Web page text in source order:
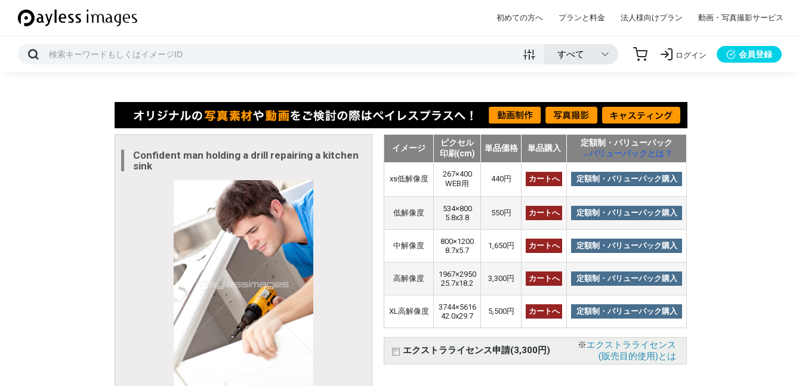
初めての方へ プランと料金 法人様向けプラン 動画・写真撮影サービス
ログイン 会員登録
Confident man holding a drill repairing a kitchen
sink
イメージ
ピクセル
印刷(cm)
単品価格 単品購入
定額制・バリューパック
→バリューパックとは？
xs低解像度
267×400
WEB用
440円 カートへ 定額制・バリューパック購入
低解像度
534×800
5.8x3.8
550円 カートへ 定額制・バリューパック購入
中解像度
800×1200
8.7x5.7
1,650円 カートへ 定額制・バリューパック購入
高解像度
1967×2950
25.7x18.2
3,300円 カートへ 定額制・バリューパック購入
XL高解像度
3744×5616
42.0x29.7
5,500円 カートへ 定額制・バリューパック購入
エクストラライセンス申請(3,300円) ※エクストラライセンス
(販売目的使用)とは